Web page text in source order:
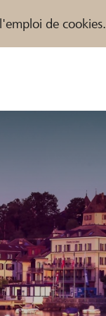
de cookies.